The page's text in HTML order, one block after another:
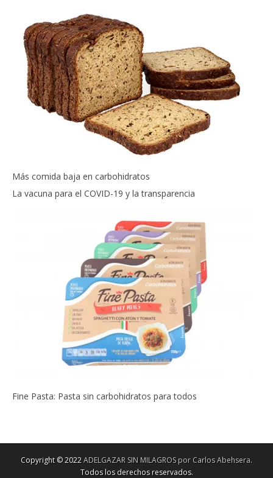
Más comida baja en carbohidratos
La vacuna para el COVID-19 y la transparencia
Fine Pasta: Pasta sin carbohidratos para todos
Copyright © 2022ADELGAZAR SIN MILAGROS por Carlos Abehsera.
Todos los derechos reservados.